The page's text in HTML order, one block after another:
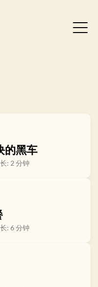
的黑车
: 2 分钟
: 6 分钟